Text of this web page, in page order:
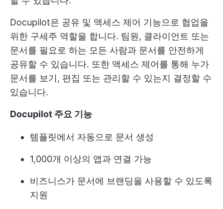
Docupilot은 공유 및 액세스 제어 기능으로 협업을
위한 구세주 역할을 합니다. 팀원, 클라이언트 또는
문서를 필요로 하는 모든 사람과 문서를 안전하게
공유할 수 있습니다. 또한 액세스 제어를 통해 누가
문서를 보기, 편집 또는 관리할 수 있는지 결정할 수
있습니다.
Docupilot 주요 기능
템플릿에서 자동으로 문서 생성
1,000개 이상의 앱과 연결 가능
비즈니스가 문서에 브랜딩을 사용할 수 있도록
지원